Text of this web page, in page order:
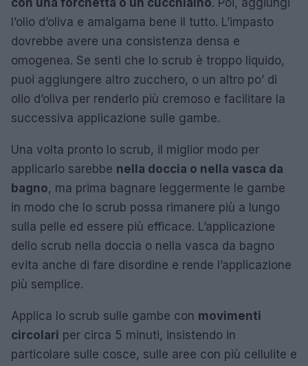
con una forchetta o un cucchiaino. Poi, aggiungi
l’olio d’oliva e amalgama bene il tutto. L’impasto
dovrebbe avere una consistenza densa e
omogenea. Se senti che lo scrub è troppo liquido,
puoi aggiungere altro zucchero, o un altro po’ di
olio d’oliva per renderlo più cremoso e facilitare la
successiva applicazione sulle gambe.
Una volta pronto lo scrub, il miglior modo per
applicarlo sarebbe nella doccia o nella vasca da
bagno, ma prima bagnare leggermente le gambe
in modo che lo scrub possa rimanere più a lungo
sulla pelle ed essere più efficace. L’applicazione
dello scrub nella doccia o nella vasca da bagno
evita anche di fare disordine e rende l’applicazione
più semplice.
Applica lo scrub sulle gambe con movimenti
circolari per circa 5 minuti, insistendo in
particolare sulle cosce, sulle aree con più cellulite e